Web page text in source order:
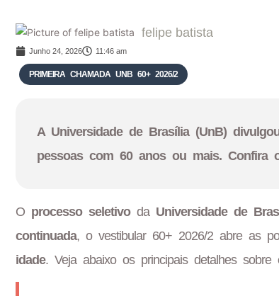
felipe batista
Junho 24, 2026 11:46 am
PRIMEIRA CHAMADA UNB 60+ 2026/2
A Universidade de Brasília (UnB)
pessoas com 60 anos ou mais. Confira
O processo seletivoda Universidade de
continuada, o vestibular 60+ 2026/2 abre as
idade. Veja abaixo os principais detalhes